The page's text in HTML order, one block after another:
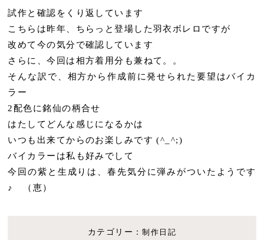
試作と確認をくり返しています
こちらは昨年、ちらっと登場した羽衣ボレロですが
改めて今の気分で確認しています
さらに、今回は相方着用分も兼ねて。。
そんな訳で、相方から作成前に発せられた要望はバイカ
ラー
2配色に銘仙の柄合せ
はたしてどんな感じになるかは
いつも出来てからのお楽しみです (^_^;)
バイカラーは私も好みでして
今回の紫と生成りは、春先気分に弾みがついたようです
♪ （恵）
カテゴリー：制作日記